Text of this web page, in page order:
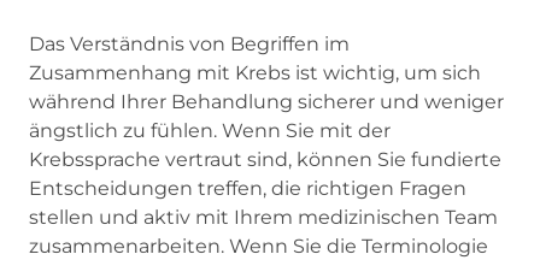
Das Verständnis von Begriffen im
Zusammenhang mit Krebs ist wichtig, um sich
während Ihrer Behandlung sicherer und weniger
ängstlich zu fühlen. Wenn Sie mit der
Krebssprache vertraut sind, können Sie fundierte
Entscheidungen treffen, die richtigen Fragen
stellen und aktiv mit Ihrem medizinischen Team
zusammenarbeiten. Wenn Sie die Terminologie